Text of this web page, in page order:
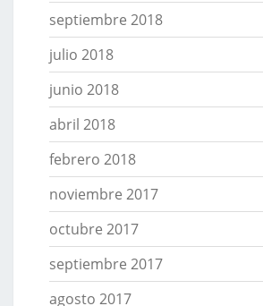
septiembre 2018
julio 2018
junio 2018
abril 2018
febrero 2018
noviembre 2017
octubre 2017
septiembre 2017
agosto 2017